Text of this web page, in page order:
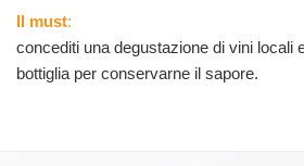
Il must:
concediti una degustazione di vini locali
bottiglia per conservarne il sapore.